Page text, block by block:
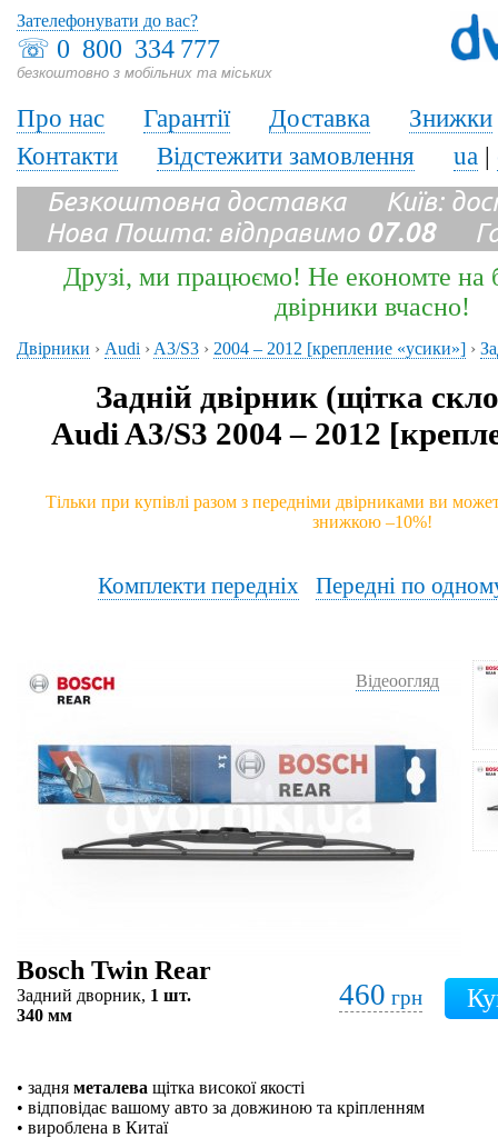
☏ 0 800 334 777
безкоштовно з мобільних та міських
Зателефонувати до вас?
Про нас Гарантії Доставка
Знижки
Контакти
Відстежити замовлення ua |
Безкоштовна доставка Київ:
Нова Пошта: відправимо 07.08
Друзі, ми працюємо! Не економте на
двірники вчасно!
Двірники › Audi › A3/S3 › 2004 – 2012 [крепление «усики»] ›
Задній двірник (щітка
Audi A3/S3 2004 – 2012
Тільки при купівлі разом з передніми двірниками ви
знижкою –10%!
Комплекти передніх Передні по
Відеоогляд
Bosch Twin Rear
Задний дворник, 1 шт.
340 мм
460 грн
• задня металева щітка високої якості
• відповідає вашому авто за довжиною та кріпленням
• вироблена в Китаї